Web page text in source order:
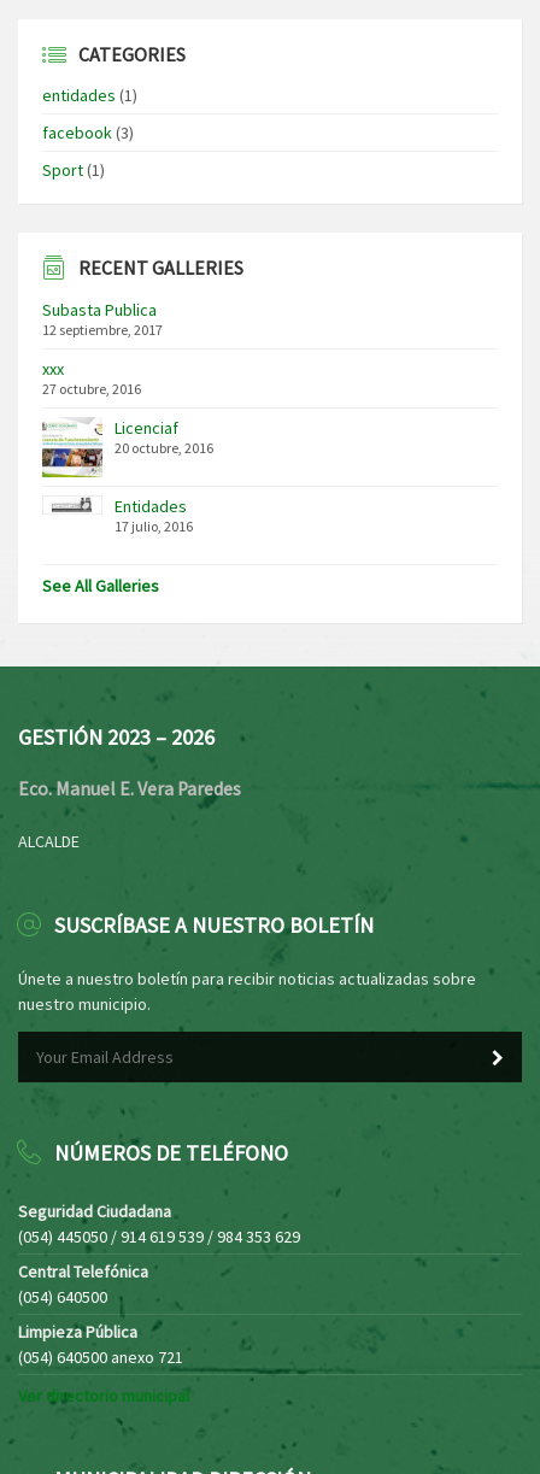
CATEGORIES
entidades (1)
facebook(3)
Sport(1)
RECENT GALLERIES
Subasta Publica
12 septiembre, 2017
xxx
27 octubre, 2016
Licenciaf
20 octubre, 2016
Entidades
17 julio, 2016
See All Galleries
GESTIÓN 2023 – 2026
Eco. Manuel E. Vera Paredes
ALCALDE
SUSCRÍBASE A NUESTRO BOLETÍN
Únete a nuestro boletín para recibir noticias actualizadas sobre
nuestro municipio.
NÚMEROS DE TELÉFONO
Seguridad Ciudadana
(054) 445050 / 914 619 539 / 984 353 629
Central Telefónica
(054) 640500
Limpieza Pública
(054) 640500 anexo 721
Ver directorio municipal